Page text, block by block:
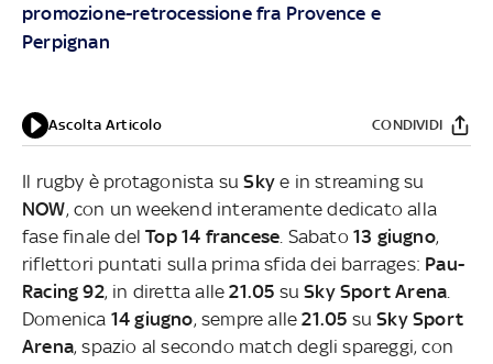
promozione-retrocessione fra Provence e
Perpignan
Ascolta Articolo CONDIVIDI
Il rugby è protagonista suSkye in streaming su
NOW, con un weekend interamente dedicato alla
fase finale delTop 14 francese . Sabato13 giugno,
riflettori puntati sulla prima sfida dei barrages: Pau-
Racing 92, in diretta alle21.05 suSky Sport Arena
Domenica 14 giugno, sempre alle21.05 suSky Sport
Arena, spazio al secondo match degli spareggi, con